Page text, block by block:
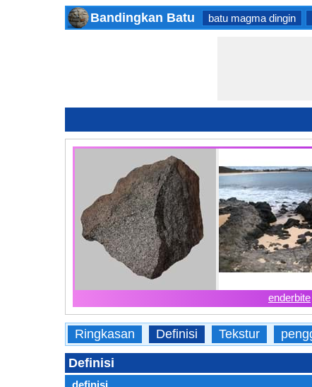
Bandingkan Batu batu magma dingin
enderbite
Ringkasan Definisi Tekstur
Definisi
definisi